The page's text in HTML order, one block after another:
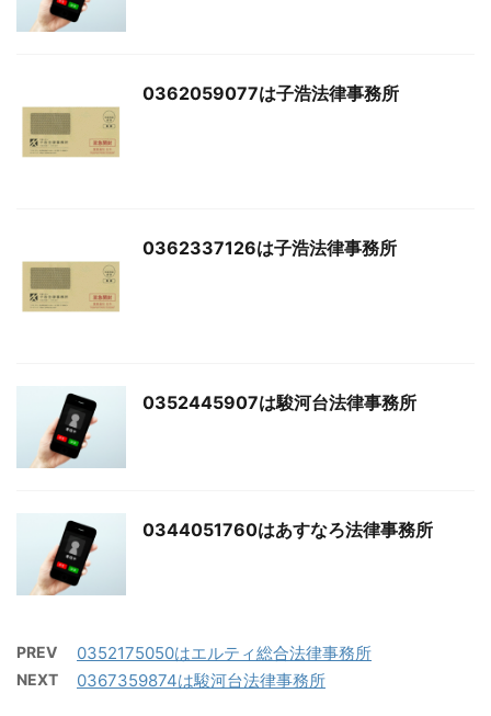
0362059077は子浩法律事務所
0362337126は子浩法律事務所
0352445907は駿河台法律事務所
0344051760はあすなろ法律事務所
PREV 0352175050はエルティ総合法律事務所
NEXT 0367359874は駿河台法律事務所